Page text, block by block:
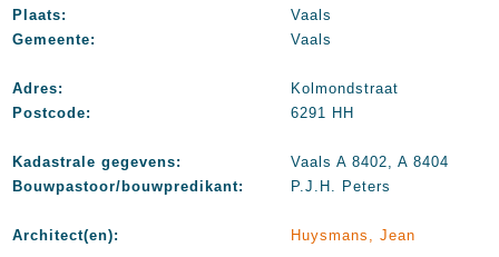
Plaats:
Vaals
Gemeente:
Vaals
Adres:
Kolmondstraat
Postcode:
6291 HH
Kadastrale gegevens:
Vaals A 8402, A 8404
Bouwpastoor/bouwpredikant:
P.J.H. Peters
Architect(en): Huysmans, Jean